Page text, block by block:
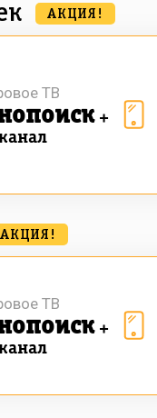
АКЦИЯ!
+
ТВ
АКЦИЯ!
+
ТВ